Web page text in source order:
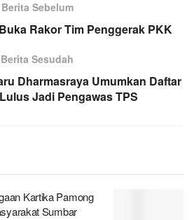
Berita Sebelum
Rakor Tim Penggerak PKK
Berita Sesudah
Dharmasraya Umumkan Daftar
Jadi Pengawas TPS
Kartika Pamong
Sumbar